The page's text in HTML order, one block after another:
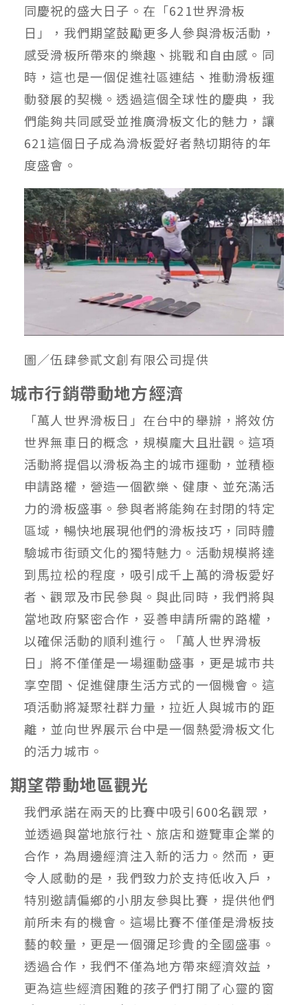
同慶祝的盛⼤⽇⼦。在「621世界滑板
⽇」，我們期望⿎勵更多⼈參與滑板活動，
感受滑板所帶來的樂趣、挑戰和⾃由感。同
時，這也是⼀個促進社區連結、推動滑板運
動發展的契機。透過這個全球性的慶典，我
們能夠共同感受並推廣滑板⽂化的魅⼒，讓
621這個⽇⼦成為滑板愛好者熱切期待的年
度盛會。
圖／伍肆參貳文創有限公司提供
城市行銷帶動地方經濟
「萬⼈世界滑板⽇」在台中的舉辦，將效仿
世界無⾞⽇的概念，規模龐⼤且壯觀。這項
活動將提倡以滑板為主的城市運動，並積極
申請路權，營造⼀個歡樂、健康、並充滿活
⼒的滑板盛事。參與者將能夠在封閉的特定
區域，暢快地展現他們的滑板技巧，同時體
驗城市街頭⽂化的獨特魅⼒。活動規模將達
到⾺拉松的程度，吸引成千上萬的滑板愛好
者、觀眾及市⺠參與。與此同時，我們將與
當地政府緊密合作，妥善申請所需的路權，
以確保活動的順利進⾏。「萬⼈世界滑板
⽇」將不僅僅是⼀場運動盛事，更是城市共
享空間、促進健康⽣活⽅式的⼀個機會。這
項活動將凝聚社群⼒量，拉近⼈與城市的距
離，並向世界展⽰台中是⼀個熱愛滑板⽂化
的活⼒城市。
期望帶動地區觀光
我們承諾在兩天的比賽中吸引600名觀眾，
並透過與當地旅⾏社、旅店和遊覽⾞企業的
合作，為周邊經濟注入新的活⼒。然⽽，更
令⼈感動的是，我們致⼒於⽀持低收入⼾，
特別邀請偏鄉的⼩朋友參與比賽，提供他們
前所未有的機會。這場比賽不僅僅是滑板技
藝的較量，更是⼀個彌⾜珍貴的全國盛事。
透過合作，我們不僅為地⽅帶來經濟效益，
更為這些經濟困難的孩⼦們打開了⼼靈的窗